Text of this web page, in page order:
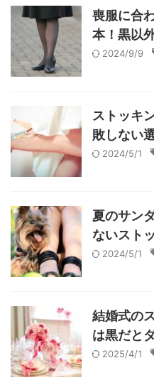
喪服に合
本！黒以
2024/9/9
ストッキ
敗しない
2024/5/1
夏のサン
ないスト
2024/5/1
結婚式の
は黒だと
2025/4/1